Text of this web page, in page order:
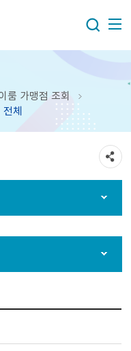
룸 가맹점 조회
전체